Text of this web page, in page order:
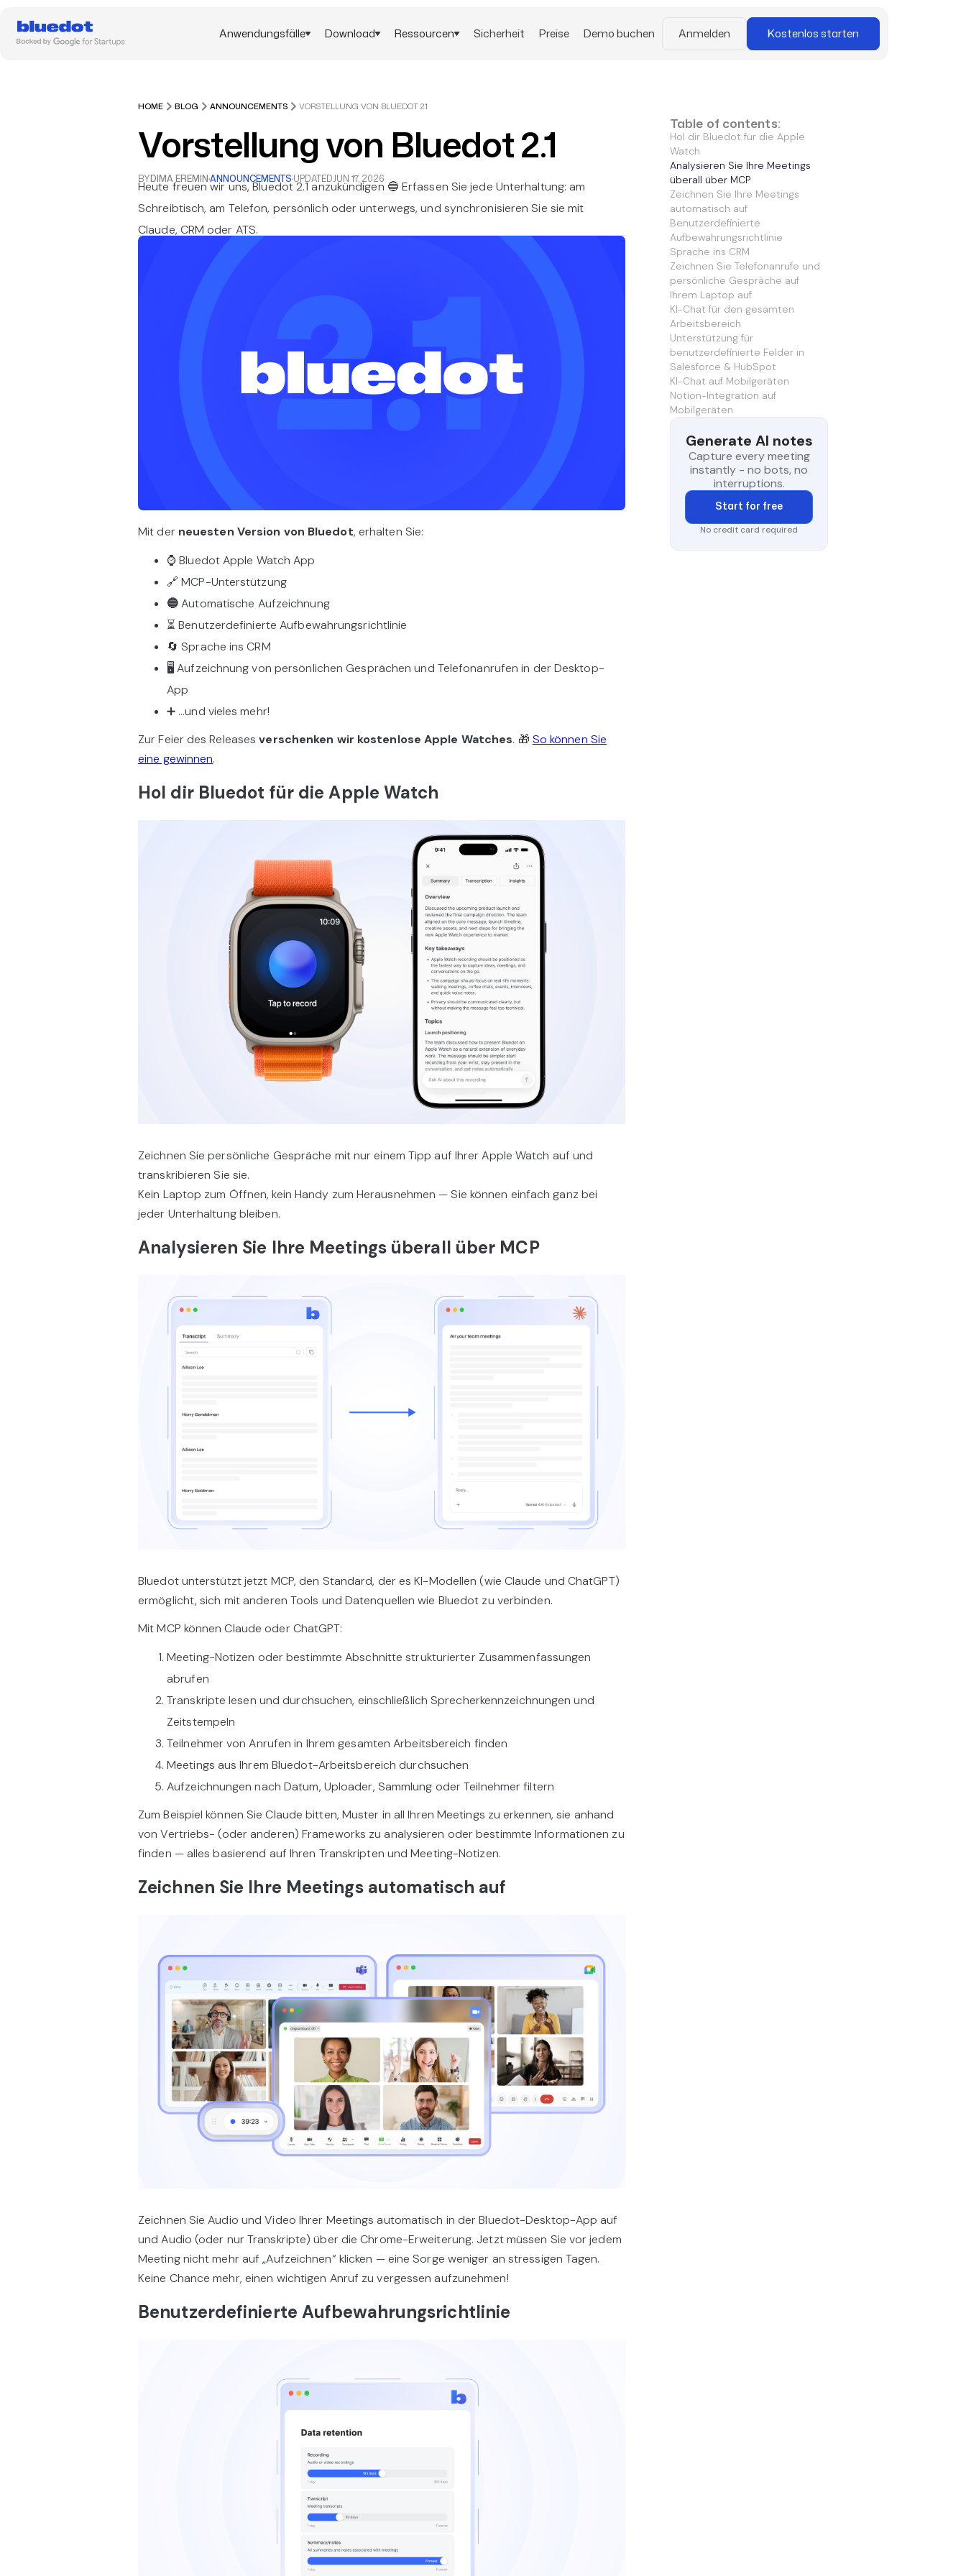
Anwendungsfälle Download Ressourcen Sicherheit Preise Demo buchen Anmelden Kostenlos starten
HOME BLOG ANNOUNCEMENTS VORSTELLUNG VON BLUEDOT 2.1
Vorstellung von Bluedot 2.1
BYDIMA EREMIN·ANNOUNCEMENTS·UPDATEDJUN 17, 2026
Heute freuen wir uns, Bluedot 2.1 anzukündigen 🔵 Erfassen Sie jede Unterhaltung: am
Schreibtisch, am Telefon, persönlich oder unterwegs, und synchronisieren Sie sie mit
Claude, CRM oder ATS.
Mit der neuesten Version von Bluedot, erhalten Sie:
⌚ Bluedot Apple Watch App
🔗 MCP-Unterstützung
🔵Automatische Aufzeichnung
⏳ Benutzerdefinierte Aufbewahrungsrichtlinie
🔄 Sprache ins CRM
🖥️ Aufzeichnung von persönlichen Gesprächen und Telefonanrufen in der Desktop-
App
➕ …und vieles mehr!
Zur Feier des Releasesverschenken wir kostenlose Apple Watches. 🎁 So können Sie
eine gewinnen.
Hol dir Bluedot für die Apple Watch
Zeichnen Sie persönliche Gespräche mit nur einem Tipp auf Ihrer Apple Watch auf und
transkribieren Sie sie.
Kein Laptop zum Öffnen, kein Handy zum Herausnehmen — Sie können einfach ganz bei
jeder Unterhaltung bleiben.
Analysieren Sie Ihre Meetings überall über MCP
Bluedot unterstützt jetzt MCP, den Standard, der es KI-Modellen (wie Claude und ChatGPT)
ermöglicht, sich mit anderen Tools und Datenquellen wie Bluedot zu verbinden.
Mit MCP können Claude oder ChatGPT:
Meeting-Notizen oder bestimmte Abschnitte strukturierter Zusammenfassungen
abrufen
Transkripte lesen und durchsuchen, einschließlich Sprecherkennzeichnungen und
Zeitstempeln
Teilnehmer von Anrufen in Ihrem gesamten Arbeitsbereich finden
Meetings aus Ihrem Bluedot-Arbeitsbereich durchsuchen
Aufzeichnungen nach Datum, Uploader, Sammlung oder Teilnehmer filtern
Zum Beispiel können Sie Claude bitten, Muster in all Ihren Meetings zu erkennen, sie anhand
von Vertriebs- (oder anderen) Frameworks zu analysieren oder bestimmte Informationen zu
finden — alles basierend auf Ihren Transkripten und Meeting-Notizen.
Zeichnen Sie Ihre Meetings automatisch auf
Zeichnen Sie Audio und Video Ihrer Meetings automatisch in der Bluedot-Desktop-App auf
und Audio (oder nur Transkripte) über die Chrome-Erweiterung. Jetzt müssen Sie vor jedem
Meeting nicht mehr auf „Aufzeichnen“ klicken — eine Sorge weniger an stressigen Tagen.
Keine Chance mehr, einen wichtigen Anruf zu vergessen aufzunehmen!
Benutzerdefinierte Aufbewahrungsrichtlinie
Table of contents:
Hol dir Bluedot für die Apple
Watch
Analysieren Sie Ihre Meetings
überall über MCP
Zeichnen Sie Ihre Meetings
automatisch auf
Benutzerdefinierte
Aufbewahrungsrichtlinie
Sprache ins CRM
Zeichnen Sie Telefonanrufe und
persönliche Gespräche auf
Ihrem Laptop auf
KI-Chat für den gesamten
Arbeitsbereich
Unterstützung für
benutzerdefinierte Felder in
Salesforce & HubSpot
KI-Chat auf Mobilgeräten
Notion-Integration auf
Mobilgeräten
Generate AI notes
Capture every meeting
instantly - no bots, no
interruptions.
Start for free
No credit card required